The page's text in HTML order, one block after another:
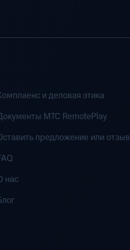
и деловая этика
MTC RemotePlay
предложение или отзыв
нас